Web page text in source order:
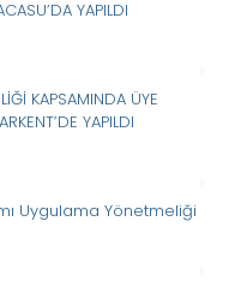
YAPILDI
KAPSAMINDA ÜYE
YAPILDI
Uygulama Yönetmeliği